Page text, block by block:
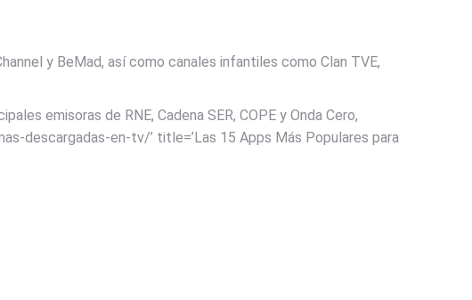
y BeMad, así como canales infantiles como Clan TVE,
emisoras de RNE, Cadena SER, COPE y Onda Cero,
descargadas-en-tv/’ title=’Las 15 Apps Más Populares para